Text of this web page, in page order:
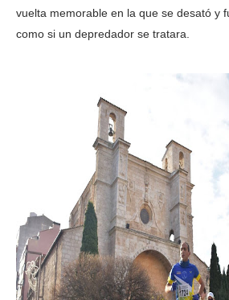
vuelta memorable en la que se desató y
como si un depredador se tratara.